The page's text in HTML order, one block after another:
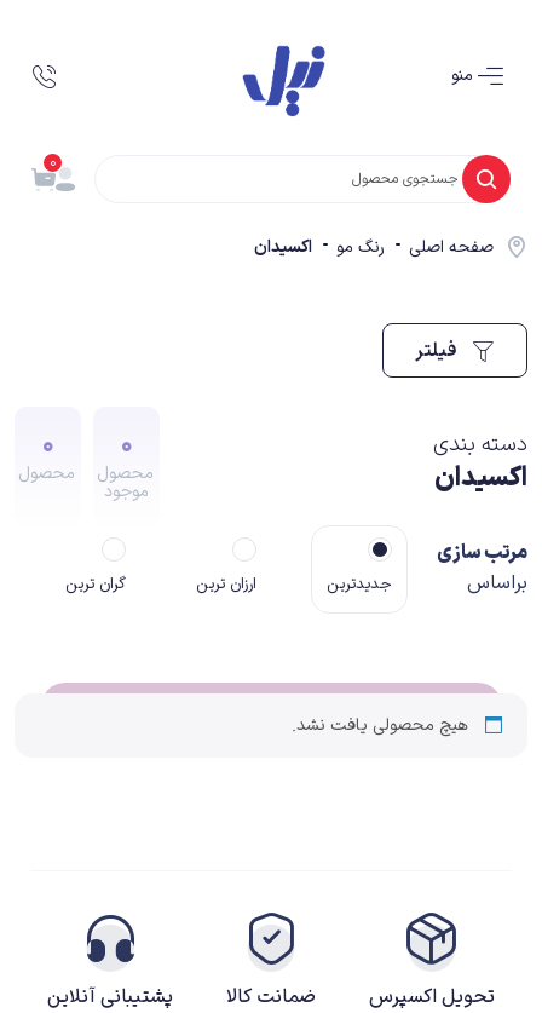
0
صفحه اصلی رنگ مو اکسیدان
دسته بندی
اکسیدان
0
محصول
موجود
0
محصول
مرتب سازی
براساس
جدیدترین ارزان ترین گران ترین
هیچ محصولی یافت نشد.
تحویل اکسپرس ضمانت کالا پشتیبانی آنلاین